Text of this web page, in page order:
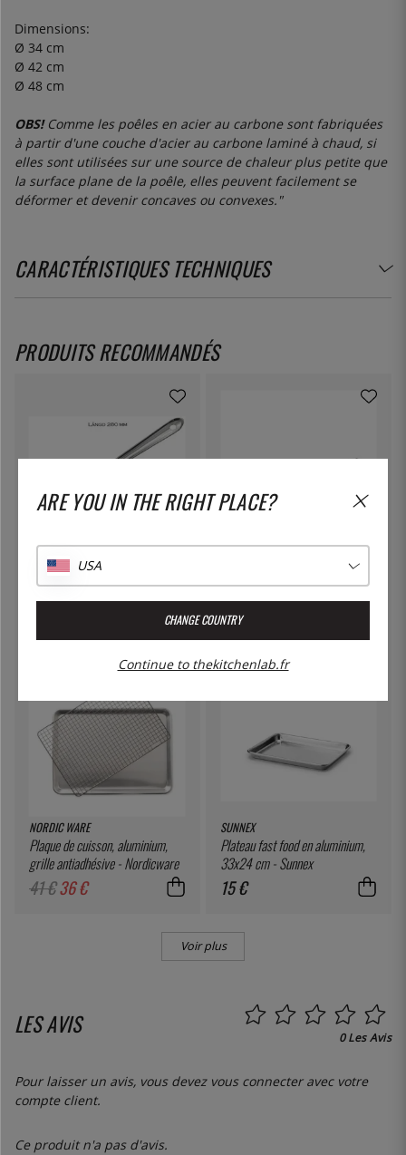
Dimensions:
Ø 34 cm
Ø 42 cm
Ø 48 cm
OBS!Comme les poêles en acier au carbone sont fabriquées
à partir d'une couche d'acier au carbone laminé à chaud, si
elles sont utilisées sur une source de chaleur plus petite que
la surface plane de la poêle, elles peuvent facilement se
déformer et devenir concaves ou convexes."
CARACTÉRISTIQUES TECHNIQUES
ÖSTLIN
Cuillère gastro / cuillère de
service
induction, 32 cm - Agnelli
100 €
NORDIC WARE
Plaque de cuisson, aluminium,
grille antiadhésive - Nordicware
41 €36 €
SUNNEX
Plateau fast food en aluminium,
33x24 cm - Sunnex
15 €
Voir plus
PRODUITS RECOMMANDÉS
LES AVIS 0 Les Avis
Pour laisser un avis, vous devez vous connecteravec votre
compte client.
Ce produit n'a pas d'avis.
ARE YOU IN THE RIGHT PLACE?
USA
CHANGE COUNTRY
Continue to thekitchenlab.fr